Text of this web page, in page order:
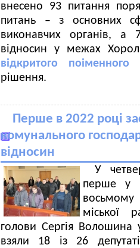
внесено 93 питання
питань – з основних
виконавчих органів, а
відносин у межах
відкритого поіменного
рішення.
Перше в 2022 році
комунального
відносин
У
перше у
восьмому
міської
голови Сергія Волошина
взяли 18 із 26